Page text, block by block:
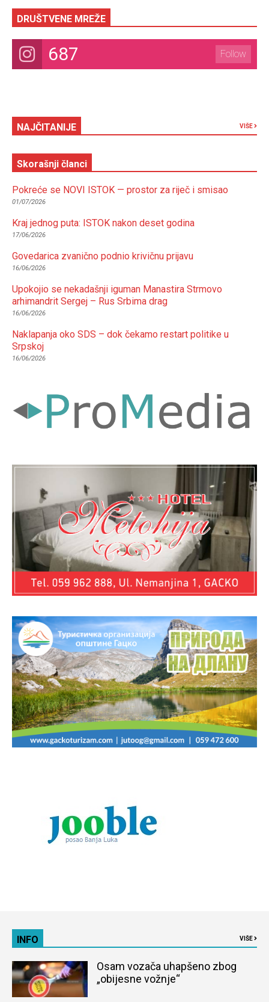
DRUŠTVENE MREŽE
687 Follow
NAJČITANIJE VIŠE
Skorašnji članci
Pokreće se NOVI ISTOK — prostor za riječ i smisao
01/07/2026
Kraj jednog puta: ISTOK nakon deset godina
17/06/2026
Govedarica zvanično podnio krivičnu prijavu
16/06/2026
Upokojio se nekadašnji iguman Manastira Strmovo
arhimandrit Sergej – Rus Srbima drag
16/06/2026
Naklapanja oko SDS – dok čekamo restart politike u
Srpskoj
16/06/2026
INFO VIŠE
Osam vozača uhapšeno zbog
„obijesne vožnje“